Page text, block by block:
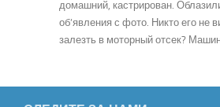
домашний, кастрирован.
об’явления с фото. Никто его не
залезть в моторный отсек?